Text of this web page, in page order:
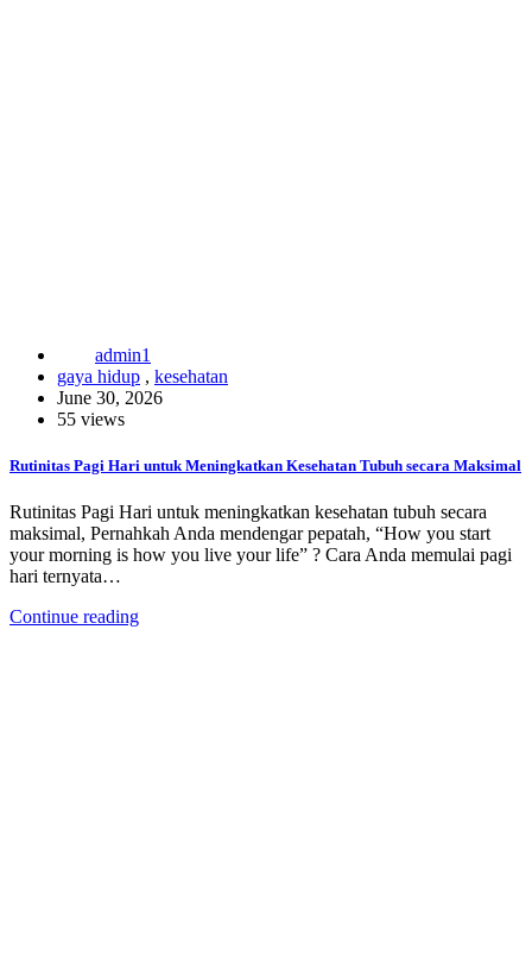
admin1
gaya hidup , kesehatan
June 30, 2026
55 views
Rutinitas Pagi Hari untuk Meningkatkan Kesehatan Tubuh secara Maksimal
Rutinitas Pagi Hari untuk meningkatkan kesehatan tubuh secara
maksimal, Pernahkah Anda mendengar pepatah, “How you start
your morning is how you live your life” ? Cara Anda memulai pagi
hari ternyata…
Continue reading